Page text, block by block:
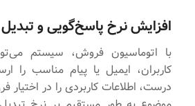
افزایش نرخ پاسخ‌گویی و تبدیل
با اتوماسیون فروش، سیستم
کاربران، ایمیل یا پیام مناسب را
درست، اطلاعات کاربردی را در اختیار